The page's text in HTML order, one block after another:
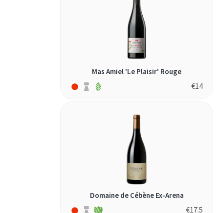
Mas Amiel 'Le Plaisir' Rouge
€14
Domaine de Cébène Ex-Arena
€17.5